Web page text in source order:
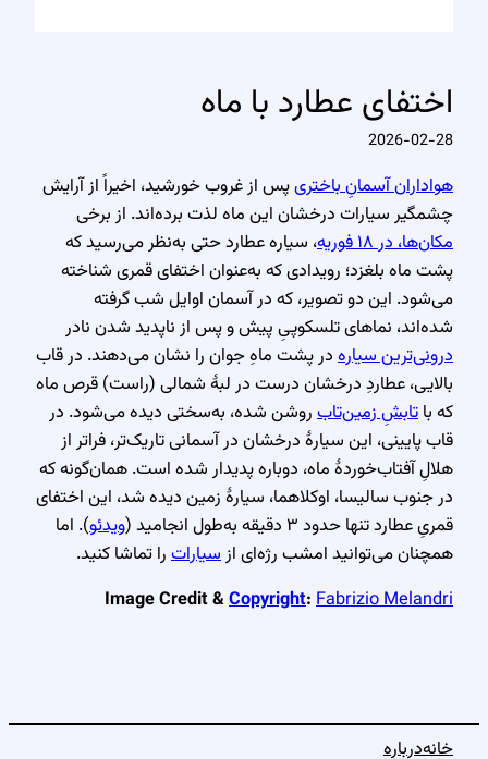
اختفای عطارد با ماه
2026-02-28
هواداران آسمانِ باختریپس از غروب خورشید، اخیراً از آرایش
چشمگیر سیارات درخشان این ماه لذت برده‌اند. از برخی
مکان‌ها، در ۱۸ فوریه
، سیاره عطارد حتی به‌نظر می‌رسید که
پشت ماه بلغزد؛ رویدادی که به‌عنوان اختفای قمری شناخته
می‌شود. این دو تصویر، که در آسمان اوایل شب گرفته
شده‌اند، نماهای تلسکوپیِ پیش و پس از ناپدید شدن نادر
درونی‌ترین سیارهدر پشت ماهِ جوان را نشان می‌دهند. در قاب
بالایی، عطاردِ درخشان درست در لبهٔ شمالی (راست) قرص ماه
که باتابشِ زمین‌تابروشن شده، به‌سختی دیده می‌شود. در
قاب پایینی، این سیارهٔ درخشان در آسمانی تاریک‌تر، فراتر از
هلالِ آفتاب‌خوردهٔ ماه، دوباره پدیدار شده است. همان‌گونه که
در جنوب سالیسا، اوکلاهما، سیارهٔ زمین دیده شد، این اختفای
قمریِ عطارد تنها حدود ۳ دقیقه به‌طول انجامید (
ویدئو). اما
همچنان می‌توانید امشب رژه‌ای ازسیاراترا تماشا کنید.
Image Credit &Copyright:Fabrizio Melandri
خانهدرباره